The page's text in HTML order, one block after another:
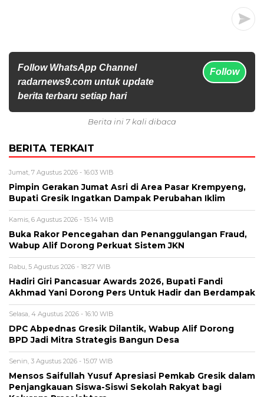
Follow WhatsApp Channel
radarnews9.com untuk update
berita terbaru setiap hari
Follow
Berita ini 7 kali dibaca
BERITA TERKAIT
Jumat, 7 Agustus 2026 - 16:03 WIB
Pimpin Gerakan Jumat Asri di Area Pasar Krempyeng,
Bupati Gresik Ingatkan Dampak Perubahan Iklim
Kamis, 6 Agustus 2026 - 15:14 WIB
Buka Rakor Pencegahan dan Penanggulangan Fraud,
Wabup Alif Dorong Perkuat Sistem JKN
Rabu, 5 Agustus 2026 - 18:27 WIB
Hadiri Giri Pancasuar Awards 2026, Bupati Fandi
Akhmad Yani Dorong Pers Untuk Hadir dan Berdampak
Selasa, 4 Agustus 2026 - 16:10 WIB
DPC Abpednas Gresik Dilantik, Wabup Alif Dorong
BPD Jadi Mitra Strategis Bangun Desa
Senin, 3 Agustus 2026 - 15:07 WIB
Mensos Saifullah Yusuf Apresiasi Pemkab Gresik dalam
Penjangkauan Siswa-Siswi Sekolah Rakyat bagi